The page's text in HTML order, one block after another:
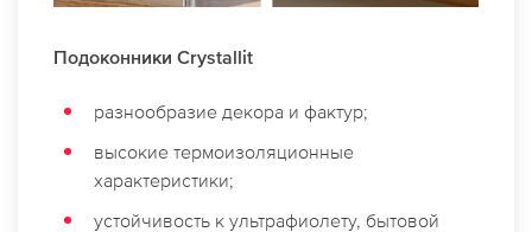
Подоконники Crystallit
разнообразие декора и фактур;
высокие термоизоляционные
характеристики;
устойчивость к ультрафиолету, бытовой